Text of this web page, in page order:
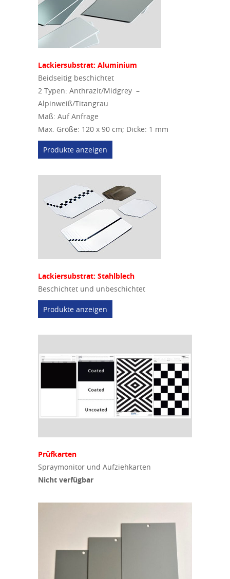
Lackiersubstrat: Aluminium
Beidseitig beschichtet
2 Typen: Anthrazit/Midgrey –
Alpinweiß/Titangrau
Maß: Auf Anfrage
Max. Größe: 120 x 90 cm; Dicke: 1 mm
Produkte anzeigen
Lackiersubstrat: Stahlblech
Beschichtet und unbeschichtet
Produkte anzeigen
Prüfkarten
Spraymonitor und Aufziehkarten
Nicht verfügbar